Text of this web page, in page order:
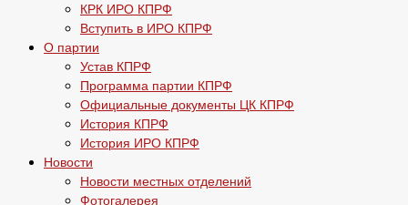
КРК ИРО КПРФ
Вступить в ИРО КПРФ
О партии
Устав КПРФ
Программа партии КПРФ
Официальные документы ЦК КПРФ
История КПРФ
История ИРО КПРФ
Новости
Новости местных отделений
Фотогалерея